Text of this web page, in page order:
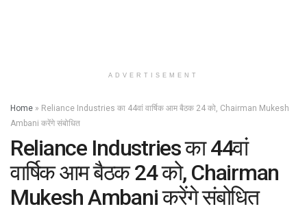
ADVERTISEMENT
Home » Reliance Industries का 44वां वार्षिक आम बैठक 24 को, Chairman Mukesh
Ambani करेंगे संबोधित
Reliance Industries का 44वां
वार्षिक आम बैठक 24 को, Chairman
Mukesh Ambani करेंगे संबोधित